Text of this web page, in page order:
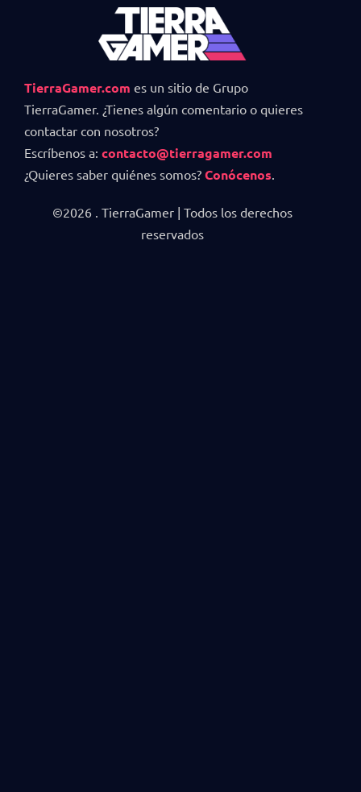
TierraGamer.com es un sitio de Grupo
TierraGamer. ¿Tienes algún comentario o quieres
contactar con nosotros?
Escríbenos a: contacto@tierragamer.com
¿Quieres saber quiénes somos? Conócenos.
©2026 . TierraGamer | Todos los derechos
reservados